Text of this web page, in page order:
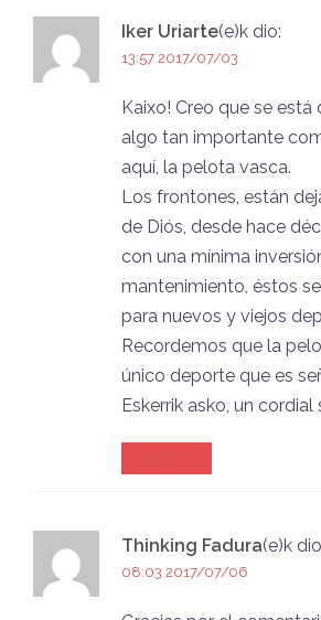
Iker Uriarte(e)k dio:
13:57 2017/07/03
Kaixo! Creo que se
algo tan importante
aquí, la pelota vasca.
Los frontones, están
de Diós, desde hace
con una mínima
mantenimiento, éstos
para nuevos y viejos
Recordemos que la
único deporte que es
Eskerrik asko, un cordial
Thinking Fadura(e)k
08:03 2017/07/06